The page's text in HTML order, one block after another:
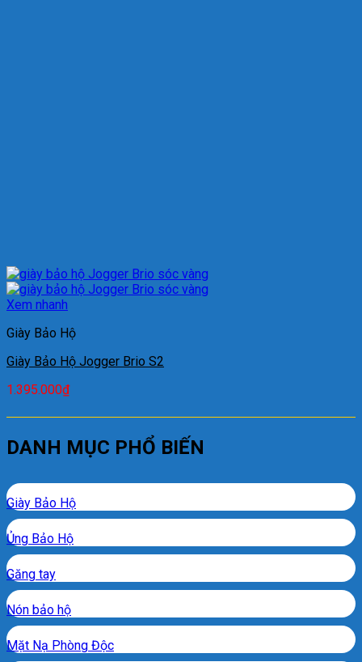
Xem nhanh
Giày Bảo Hộ
Giày Bảo Hộ Jogger Brio S2
1.395.000₫
DANH MỤC PHỔ BIẾN
Giày Bảo Hộ
Ủng Bảo Hộ
Găng tay
Nón bảo hộ
Mặt Nạ Phòng Độc